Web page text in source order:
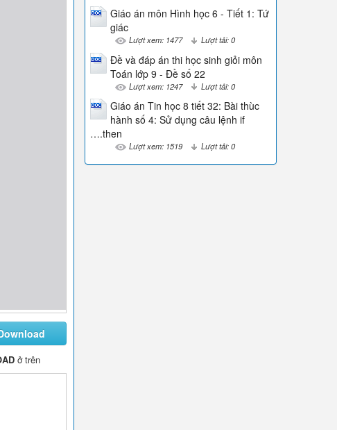
ở trên
Giáo án môn Hình học 6 - Tiết 1: Tứ
giác
Lượt xem: 1477 Lượt tải: 0
Đề và đáp án thi học sinh giỏi môn
Toán lớp 9 - Đề số 22
Lượt xem: 1247 Lượt tải: 0
Giáo án Tin học 8 tiết 32: Bài thùc
hành số 4: Sử dụng câu lệnh if
….then
Lượt xem: 1519 Lượt tải: 0